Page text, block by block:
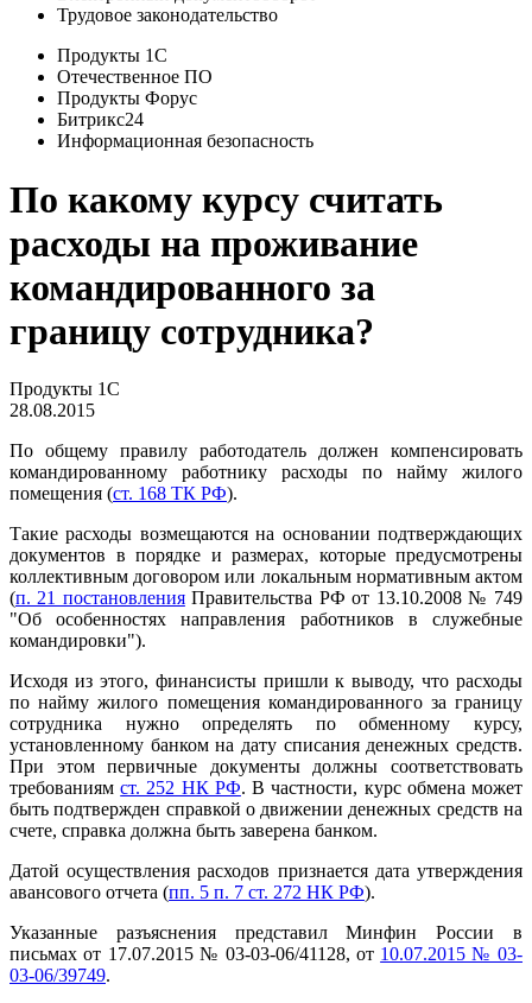
Трудовое законодательство
Продукты 1С
Отечественное ПО
Продукты Форус
Битрикс24
Информационная безопасность
По какому курсу считать
расходы на проживание
командированного за
границу сотрудника?
Продукты 1С
28.08.2015
По общему правилу работодатель должен компенсировать
командированному работнику расходы по найму жилого
помещения (ст. 168 ТК РФ).
Такие расходы возмещаются на основании подтверждающих
документов в порядке и размерах, которые предусмотрены
коллективным договором или локальным нормативным актом
(п. 21 постановленияПравительства РФ от 13.10.2008 № 749
"Об особенностях направления работников в служебные
командировки").
Исходя из этого, финансисты пришли к выводу, что расходы
по найму жилого помещения командированного за границу
сотрудника нужно определять по обменному курсу,
установленному банком на дату списания денежных средств.
При этом первичные документы должны соответствовать
требованиямст. 252 НК РФ. В частности, курс обмена может
быть подтвержден справкой о движении денежных средств на
счете, справка должна быть заверена банком.
Датой осуществления расходов признается дата утверждения
авансового отчета (пп. 5 п. 7 ст. 272 НК РФ).
Указанные разъяснения представил Минфин России в
письмах от 17.07.2015 № 03-03-06/41128, от 10.07.2015 № 03-
03-06/39749.